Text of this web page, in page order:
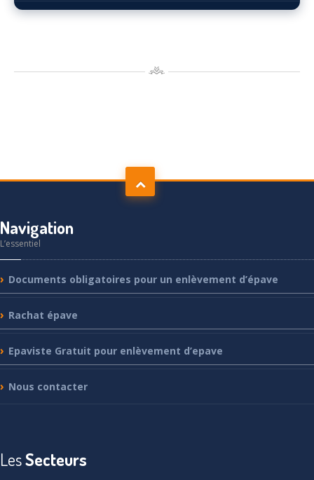
Navigation
L’essentiel
Documents obligatoires pour un enlèvement d’épave
Rachat épave
Epaviste Gratuit pour enlèvement d’epave
Nous contacter
LesSecteurs